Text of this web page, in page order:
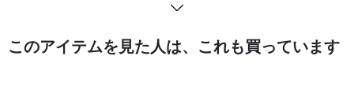
このアイテムを見た人は、これも買っています